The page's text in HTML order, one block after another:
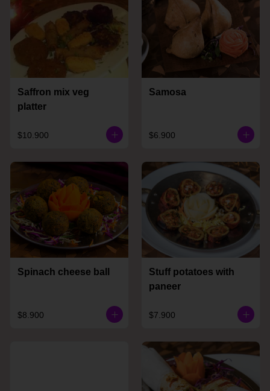
Saffron mix veg
platter
$10.900
Samosa
$6.900
Spinach cheese ball
$8.900
Stuff potatoes with
paneer
$7.900